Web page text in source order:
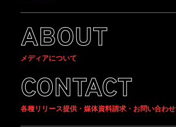
ABOUT
メディアについて
CONTACT
各種リリース提供・媒体資料請求・お問い合わせ